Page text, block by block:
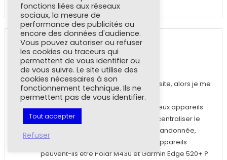
Hervé B
25 février 2020 à 19 h 43 min
Bonjour,
Je n’ai pas su trouver l’info sur votre site, alors je me
permets de vous solliciter.
Je lis que le H10 est utilisable avec deux appareils
simultanément. Souhaitant pouvoir centraliser le
suivi de mes différentes pratiques (randonnée,
càp, vélo) sur Polar Flow, ces deux appareils
peuvent-ils être Polar M430 et Garmin Edge 520+ ?
fonctions liées aux réseaux
sociaux, la mesure de
performance des publicités ou
encore des données d'audience.
Vous pouvez autoriser ou refuser
les cookies ou traceurs qui
permettent de vous identifier ou
de vous suivre. Le site utilise des
cookies nécessaires à son
fonctionnement technique. Ils ne
permettent pas de vous identifier.
Tout accepter
Refuser